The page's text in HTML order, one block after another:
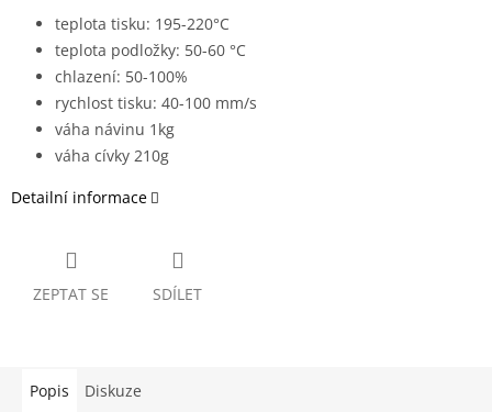
teplota tisku: 195-220°C
teplota podložky: 50-60 °C
chlazení: 50-100%
rychlost tisku: 40-100 mm/s
váha návinu 1kg
váha cívky 210g
Detailní informace
ZEPTAT SE SDÍLET
Popis Diskuze